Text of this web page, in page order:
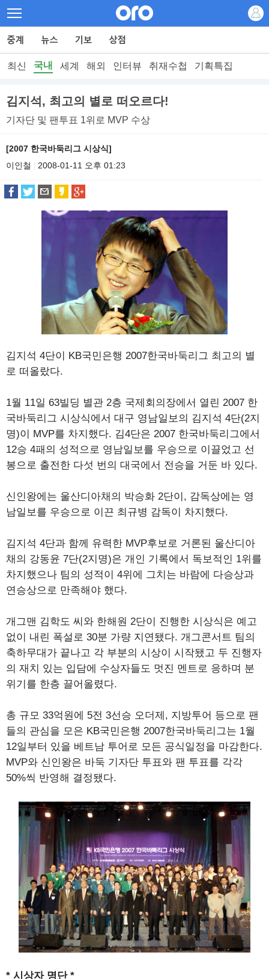
최신 국내 세계 해외 인터뷰 취재수첩 기획특집
김지석, 최고의 별로 떠오르다!
기자단 및 팬투표 1위로 MVP 수상
[2007 한국바둑리그 시상식]
이인철
2008-01-11 오후 01:23
김지석 4단이 KB국민은행 2007한국바둑리그 최고의 별
로 떠올랐다.
1월 11일 63빌딩 별관 2층 국제회의장에서 열린 2007 한
국바둑리그 시상식에서 대구 영남일보의 김지석 4단(2지
명)이 MVP를 차지했다. 김4단은 2007 한국바둑리그에서
12승 4패의 성적으로 영남일보를 우승으로 이끌었고 선
봉으로 출전한 다섯 번의 대국에서 전승을 거둔 바 있다.
신인왕에는 울산디아채의 박승화 2단이, 감독상에는 영
남일보를 우승으로 이끈 최규병 감독이 차지했다.
김지석 4단과 함께 유력한 MVP후보로 거론된 울산디아
채의 강동윤 7단(2지명)은 개인 기록에서 독보적인 1위를
차지했으나 팀의 성적이 4위에 그치는 바람에 다승상과
연승상으로 만족해야 했다.
개그맨 김학도 씨와 한해원 2단이 진행한 시상식은 예고
없이 내린 폭설로 30분 가량 지연됐다. 개그콘서트 팀의
축하무대가 끝나고 각 부분의 시상이 시작됐고 두 진행자
의 재치 있는 입담에 수상자들도 멋진 멘트로 응하며 분
위기를 한층 끌어올렸다.
총 규모 33억원에 5전 3선승 오더제, 지방투어 등으로 팬
들의 관심을 모은 KB국민은행 2007한국바둑리그는 1월
12일부터 있을 베트남 투어로 모든 공식일정을 마감한다.
MVP와 신인왕은 바둑 기자단 투표와 팬 투표를 각각
50%씩 반영해 결정됐다.
* 시상자 명단 *